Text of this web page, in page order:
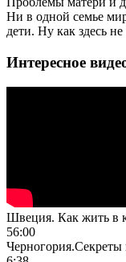
Ни в одной семье
дети. Ну как здесь
Интересное
Швеция. Как жить в
56:00